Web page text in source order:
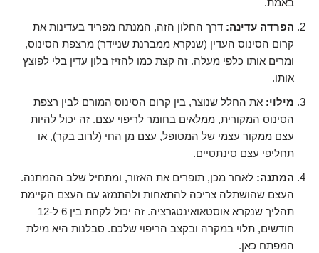
באמת.
הפרדה עדינה: דרך החלון הזה, המנתח מפריד בעדינות את
קרום הסינוס העדין (שנקרא ממברנת שניידר) מרצפת הסינוס,
ומרים אותו כלפי מעלה. זה קצת כמו להזיז בלון עדין בלי לפוצץ
אותו.
מילוי: את החלל שנוצר, בין קרום הסינוס המורם לבין רצפת
הסינוס המקורית, ממלאים בחומר לריפוי עצם. זה יכול להיות
עצם ממקור עצמי של המטופל, עצם מן החי (לרוב בקר), או
תחליפי עצם סינתטיים.
המתנה: לאחר מכן, תופרים את האזור, ומתחיל שלב ההמתנה.
העצם שהושתלה צריכה להתאחות ולהתמזג עם העצם הקיימת –
תהליך שנקרא אוסטאואינטגרציה. זה יכול לקחת בין 6 ל-12
חודשים, תלוי במקרה ובקצב הריפוי שלכם. סבלנות היא מילת
המפתח כאן.